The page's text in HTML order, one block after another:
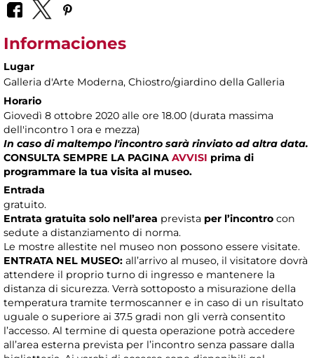
Informaciones
Lugar
Galleria d'Arte Moderna, Chiostro/giardino della Galleria
Horario
Giovedì 8 ottobre 2020 alle ore 18.00 (durata massima
dell'incontro 1 ora e mezza)
In caso di maltempo l'incontro sarà rinviato ad altra data.
CONSULTA SEMPRE LA PAGINA AVVISI prima di
programmare la tua visita al museo.
Entrada
gratuito.
Entrata gratuita solo nell’area prevista per l’incontro con
sedute a distanziamento di norma.
Le mostre allestite nel museo non possono essere visitate.
ENTRATA NEL MUSEO: all’arrivo al museo, il visitatore dovrà
attendere il proprio turno di ingresso e mantenere la
distanza di sicurezza. Verrà sottoposto a misurazione della
temperatura tramite termoscanner e in caso di un risultato
uguale o superiore ai 37.5 gradi non gli verrà consentito
l’accesso. Al termine di questa operazione potrà accedere
all’area esterna prevista per l’incontro senza passare dalla